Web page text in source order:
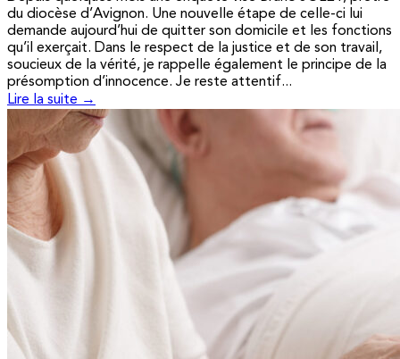
du diocèse d’Avignon. Une nouvelle étape de celle-ci lui
demande aujourd’hui de quitter son domicile et les fonctions
qu’il exerçait. Dans le respect de la justice et de son travail,
soucieux de la vérité, je rappelle également le principe de la
présomption d’innocence. Je reste attentif...
Lire la suite →